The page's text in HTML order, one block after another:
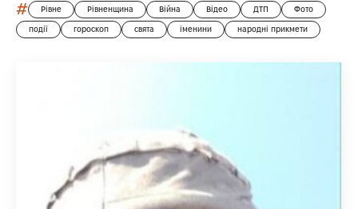
# Рівне Рівненщина Війна Відео ДТП Фото
події гороскоп свята іменини народні прикмети